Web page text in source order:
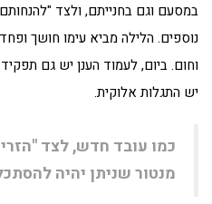
במסעם וגם בחנייתם, ולצד
נוספים. הלילה מביא עימו חושך
וחום. ביום, לעמוד הענן יש גם
יש התגלות אלוקית.
כמו עובד חדש, לצד
מנטור שניתן יהיה